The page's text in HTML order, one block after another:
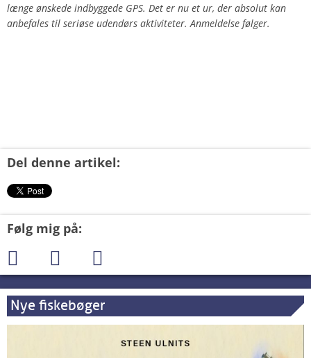
længe ønskede indbyggede GPS. Det er nu et ur, der absolut kan
anbefales til seriøse udendørs aktiviteter. Anmeldelse følger.
Del denne artikel:
Følg mig på:
Nye fiskebøger